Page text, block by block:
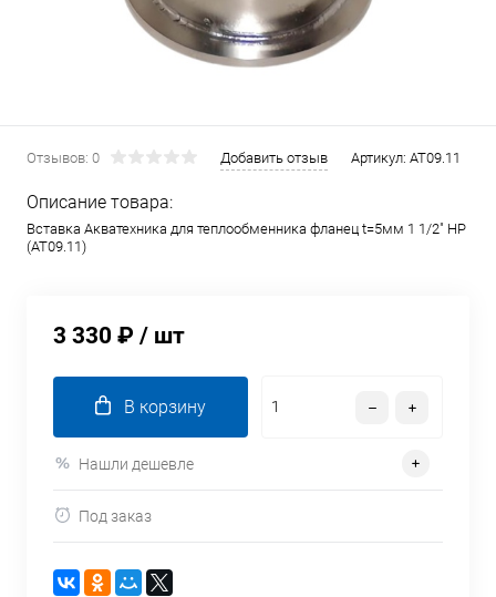
Отзывов: 0 Добавить отзыв Артикул: AT09.11
Описание товара:
Вставка Акватехника для теплообменника фланец t=5мм 1 1/2" НР
(AT09.11)
3 330 ₽ / шт
В корзину
Нашли дешевле
Под заказ